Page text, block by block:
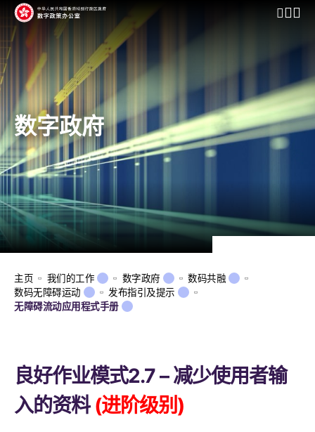
开启行
数字政府
主页 我们的工作 数字政府
数码共融
数码无障碍运动
发布指引及提示
无障碍流动应用程式手册
良好作业模式2.7 – 减少使用者输
入的资料(进阶级别)